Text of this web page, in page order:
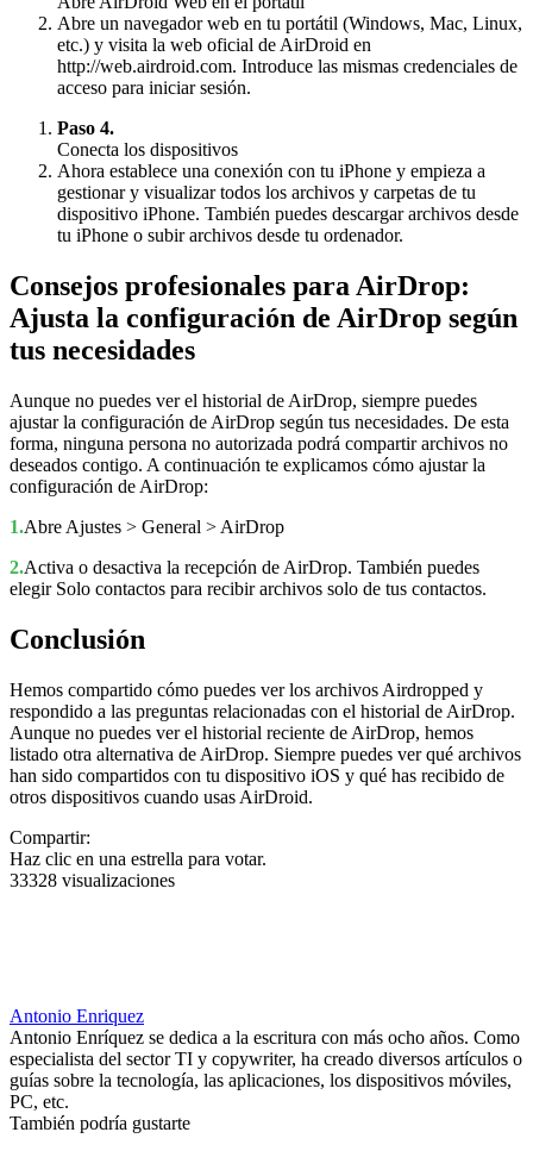
Abre un navegador web en tu portátil (Windows, Mac, Linux,
etc.) y visita la web oficial de AirDroid en
http://web.airdroid.com. Introduce las mismas credenciales de
acceso para iniciar sesión.
Paso 4.
Conecta los dispositivos
Ahora establece una conexión con tu iPhone y empieza a
gestionar y visualizar todos los archivos y carpetas de tu
dispositivo iPhone. También puedes descargar archivos desde
tu iPhone o subir archivos desde tu ordenador.
Consejos profesionales para AirDrop:
Ajusta la configuración de AirDrop según
tus necesidades
Aunque no puedes ver el historial de AirDrop, siempre puedes
ajustar la configuración de AirDrop según tus necesidades. De esta
forma, ninguna persona no autorizada podrá compartir archivos no
deseados contigo. A continuación te explicamos cómo ajustar la
configuración de AirDrop:
1.Abre Ajustes > General > AirDrop
2.Activa o desactiva la recepción de AirDrop. También puedes
elegir Solo contactos para recibir archivos solo de tus contactos.
Conclusión
Hemos compartido cómo puedes ver los archivos Airdropped y
respondido a las preguntas relacionadas con el historial de AirDrop.
Aunque no puedes ver el historial reciente de AirDrop, hemos
listado otra alternativa de AirDrop. Siempre puedes ver qué archivos
han sido compartidos con tu dispositivo iOS y qué has recibido de
otros dispositivos cuando usas AirDroid.
Compartir:
Haz clic en una estrella para votar.
33328 visualizaciones
Antonio Enriquez
Antonio Enríquez se dedica a la escritura con más ocho años. Como
especialista del sector TI y copywriter, ha creado diversos artículos o
guías sobre la tecnología, las aplicaciones, los dispositivos móviles,
PC, etc.
También podría gustarte